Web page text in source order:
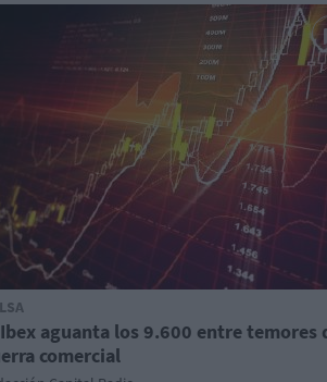
aguanta los 9.600 entre temores
comercial